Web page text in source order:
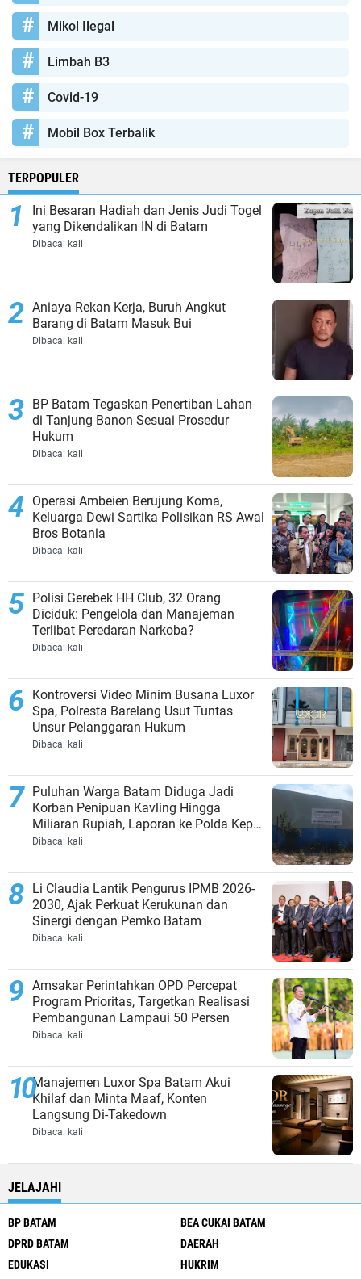
Mikol Ilegal
Limbah B3
Covid-19
Mobil Box Terbalik
TERPOPULER
Ini Besaran Hadiah dan Jenis Judi Togel
yang Dikendalikan IN di Batam
Dibaca: kali
Aniaya Rekan Kerja, Buruh Angkut
Barang di Batam Masuk Bui
Dibaca: kali
BP Batam Tegaskan Penertiban Lahan
di Tanjung Banon Sesuai Prosedur
Hukum
Dibaca: kali
Operasi Ambeien Berujung Koma,
Keluarga Dewi Sartika Polisikan RS Awal
Bros Botania
Dibaca: kali
Polisi Gerebek HH Club, 32 Orang
Diciduk: Pengelola dan Manajeman
Terlibat Peredaran Narkoba?
Dibaca: kali
Kontroversi Video Minim Busana Luxor
Spa, Polresta Barelang Usut Tuntas
Unsur Pelanggaran Hukum
Dibaca: kali
Puluhan Warga Batam Diduga Jadi
Korban Penipuan Kavling Hingga
Miliaran Rupiah, Laporan ke Polda Kepri
Jalan di Tempat?
Dibaca: kali
Li Claudia Lantik Pengurus IPMB 2026-
2030, Ajak Perkuat Kerukunan dan
Sinergi dengan Pemko Batam
Dibaca: kali
Amsakar Perintahkan OPD Percepat
Program Prioritas, Targetkan Realisasi
Pembangunan Lampaui 50 Persen
Dibaca: kali
Manajemen Luxor Spa Batam Akui
Khilaf dan Minta Maaf, Konten
Langsung Di-Takedown
Dibaca: kali
JELAJAHI
BP BATAM
BEA CUKAI BATAM
DPRD BATAM
DAERAH
EDUKASI
HUKRIM